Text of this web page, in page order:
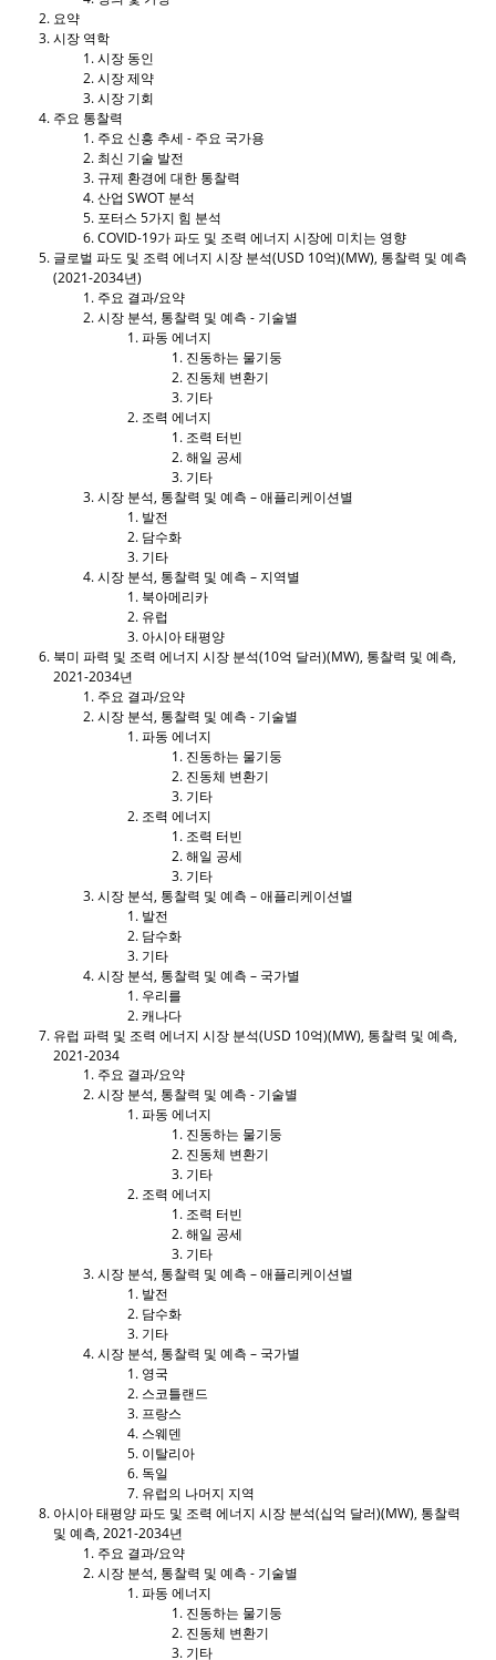
요약
시장 역학
시장 동인
시장 제약
시장 기회
주요 통찰력
주요 신흥 추세 - 주요 국가용
최신 기술 발전
규제 환경에 대한 통찰력
산업 SWOT 분석
포터스 5가지 힘 분석
COVID-19가 파도 및 조력 에너지 시장에 미치는 영향
글로벌 파도 및 조력 에너지 시장 분석(USD 10억)(MW), 통찰력 및 예측
(2021-2034년)
주요 결과/요약
시장 분석, 통찰력 및 예측 - 기술별
파동 에너지
진동하는 물기둥
진동체 변환기
기타
조력 에너지
조력 터빈
해일 공세
기타
시장 분석, 통찰력 및 예측 – 애플리케이션별
발전
담수화
기타
시장 분석, 통찰력 및 예측 – 지역별
북아메리카
유럽
아시아 태평양
북미 파력 및 조력 에너지 시장 분석(10억 달러)(MW), 통찰력 및 예측,
2021-2034년
주요 결과/요약
시장 분석, 통찰력 및 예측 - 기술별
파동 에너지
진동하는 물기둥
진동체 변환기
기타
조력 에너지
조력 터빈
해일 공세
기타
시장 분석, 통찰력 및 예측 – 애플리케이션별
발전
담수화
기타
시장 분석, 통찰력 및 예측 – 국가별
우리를
캐나다
유럽 ​​파력 및 조력 에너지 시장 분석(USD 10억)(MW), 통찰력 및 예측,
2021-2034
주요 결과/요약
시장 분석, 통찰력 및 예측 - 기술별
파동 에너지
진동하는 물기둥
진동체 변환기
기타
조력 에너지
조력 터빈
해일 공세
기타
시장 분석, 통찰력 및 예측 – 애플리케이션별
발전
담수화
기타
시장 분석, 통찰력 및 예측 – 국가별
영국
스코틀랜드
프랑스
스웨덴
이탈리아
독일
유럽의 나머지 지역
아시아 태평양 파도 및 조력 에너지 시장 분석(십억 달러)(MW), 통찰력
및 예측, 2021-2034년
주요 결과/요약
시장 분석, 통찰력 및 예측 - 기술별
파동 에너지
진동하는 물기둥
진동체 변환기
기타